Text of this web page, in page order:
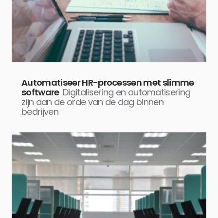
Automatiseer HR-processen met slimme
software Digitalisering en automatisering
zijn aan de orde van de dag binnen
bedrijven